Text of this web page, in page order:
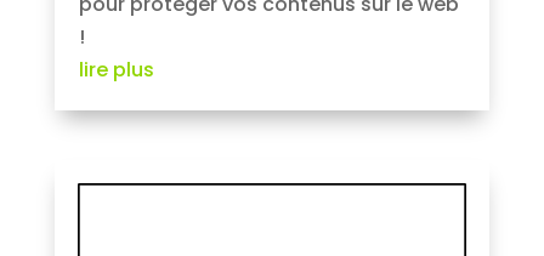
!
lire plus